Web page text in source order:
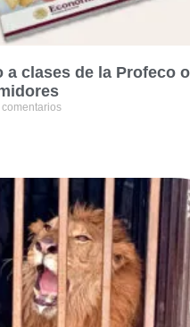
a clases de la Profeco
comentarios